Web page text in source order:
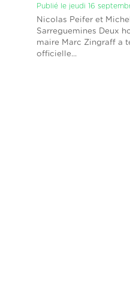
Publié le jeudi 16
Nicolas Peifer et
Sarreguemines Deux
maire Marc Zingraff a
officielle...